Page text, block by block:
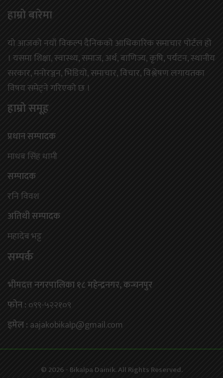
हाम्राे बारेमा
यो आजको नयाँ विकल्प दैनिकको आधिकारिक समाचार पोर्टल हो
। यसमा शिक्षा, स्वास्थ्य, समाज, अर्थ, बाणिज्य, कृषि, पर्यटन, स्थानीय
सरकार, मनोरञ्जन, भिडियो, समाचार, विचार, विश्लेषण लगायतका
विषय समेट्ने गरिएको छ ।
हाम्राे समूह
प्रधान सम्पादक
माधब सिंह धामी
सम्पादक
रनि विवश
अतिथी सम्पादक
महादेब भट्ट
सम्पर्क
भीमदत्त नगरपालिका १८ महेन्द्रनगर, कन्चनपुर
फोन : ०९९-५२२१०९
इमेल : aajakobikalp@gmail.com
© 2026 - Bikalpa Dainik. All Rights Reserved.